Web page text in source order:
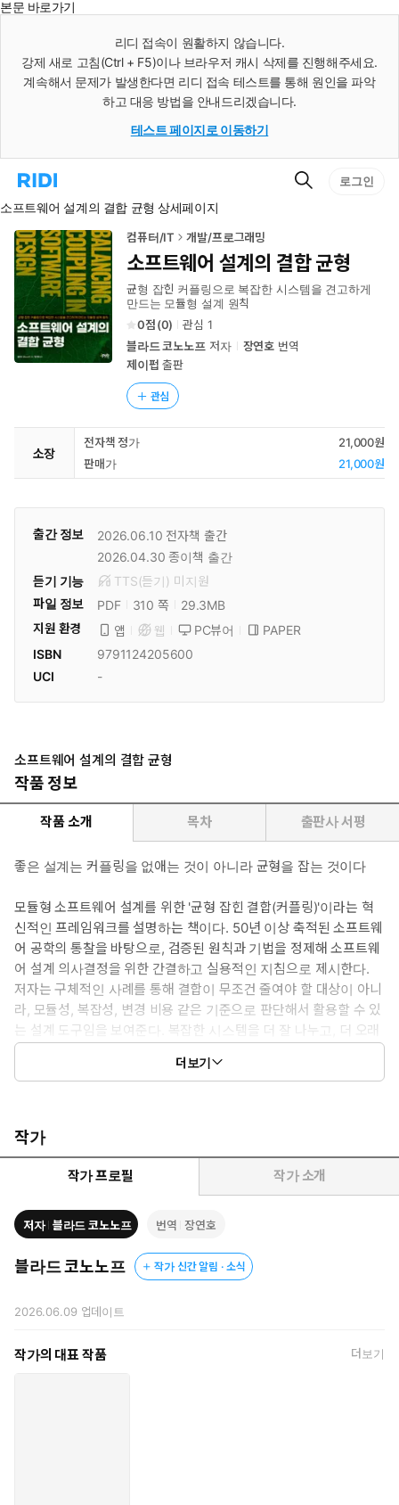
본문 바로가기
리디 접속이 원활하지 않습니다.
강제 새로 고침(Ctrl + F5)이나 브라우저 캐시 삭제를 진행해주세요.
계속해서 문제가 발생한다면 리디 접속 테스트를 통해 원인을 파악
하고 대응 방법을 안내드리겠습니다.
테스트 페이지로 이동하기
리
홈
로
이
동
검
로그인
소프트웨어 설계의 결합 균형 상세페이지
컴퓨터/IT 개발/프로그래밍
소프트웨어 설계의 결합 균형
균형 잡힌 커플링으로 복잡한 시스템을 견고하게
만드는 모듈형 설계 원칙
0
(0) 관심 1
블라드 코노노프 저자 장연호 번역
제이펍 출판
관심
소장
전자책 정가
21,000원
판매가
21,000원
출간 정보 2026.06.10 전자책 출간
2026.04.30 종이책 출간
듣기 기능
TTS(듣기) 미 지원
파일 정보
PDF 310 쪽
29.3MB
지원 환경
앱 웹 PC뷰어
PAPER
ISBN
9791124205600
UCI
-
소프트웨어 설계의 결합 균형
작품 정보
작품 소개 목차 출판사 서평
좋은 설계는 커플링을 없애는 것이 아니라 균형을 잡는 것이다
모듈형 소프트웨어 설계를 위한 '균형 잡힌 결합(커플링)'이라는 혁
신적인 프레임워크를 설명하는 책이다. 50년 이상 축적된 소프트웨
어 공학의 통찰을 바탕으로, 검증된 원칙과 기법을 정제해 소프트웨
어 설계 의사결정을 위한 간결하고 실용적인 지침으로 제시한다.
저자는 구체적인 사례를 통해 결합이 무조건 줄여야 할 대상이 아니
라, 모듈성, 복잡성, 변경 비용 같은 기준으로 판단해서 활용할 수 있
는 설계 도구임을 보여준다. 복잡한 시스템을 더 잘 나누고, 더 오래
살아남는 구조로 설계하고 싶은 아키텍트와 개발자에게 탄탄한 판
더보기
작가
작가 프로필 작가 소개
저자 블라드 코노노프 번역 장연호
블라드 코노노프 작가 신간 알림 · 소식
2026.06.09 업데이트
작가의 대표 작품 더보기